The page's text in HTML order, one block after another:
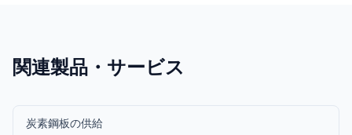
関連製品・サービス
炭素鋼板の供給